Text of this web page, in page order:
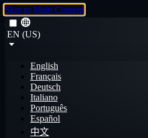
Skip to Main Content
EN (US)
English
Français
Deutsch
Italiano
Português
Español
中文